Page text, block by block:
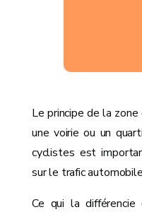
Le principe de la
une voirie ou un
cyclistes est
sur le trafic
Ce qui la